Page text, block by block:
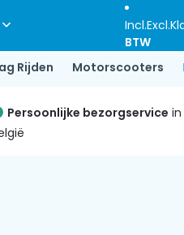
Incl.Excl.
BTW
Rijden Motorscooters
Persoonlijke bezorgservice